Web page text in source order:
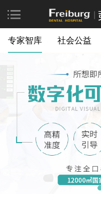
专家智库 社会公益